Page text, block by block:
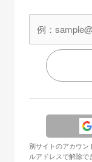
別サイトのアカウ
ルアドレスで解除で